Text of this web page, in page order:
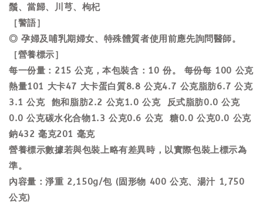
鬚、當歸、川芎、枸杞
［警語］
◎ 孕婦及哺乳期婦女、特殊體質者使用前應先詢問醫師。
［營養標示］
每一份量：215 公克，本包裝含：10 份。 每份每 100 公克
熱量101 大卡47 大卡蛋白質8.8 公克4.7 公克脂肪6.7 公克
3.1 公克 飽和脂肪2.2 公克1.0 公克 反式脂肪0.0 公克
0.0 公克碳水化合物1.3 公克0.6 公克 糖0.0 公克0.0 公克
鈉432 毫克201 毫克
營養標示數據若與包裝上略有差異時，以實際包裝上標示為
準。
內容量：淨重 2,150g/包 (固形物 400 公克、湯汁 1,750
公克)